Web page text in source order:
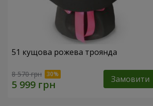
51 кущова рожева троянда
8 570 грн Замовити